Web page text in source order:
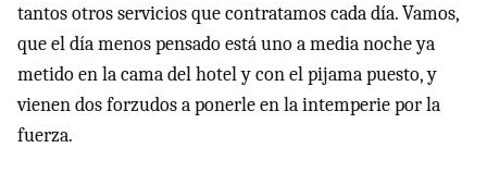
tantos otros servicios que contratamos cada día. Vamos,
que el día menos pensado está uno a media noche ya
metido en la cama del hotel y con el pijama puesto, y
vienen dos forzudos a ponerle en la intemperie por la
fuerza.